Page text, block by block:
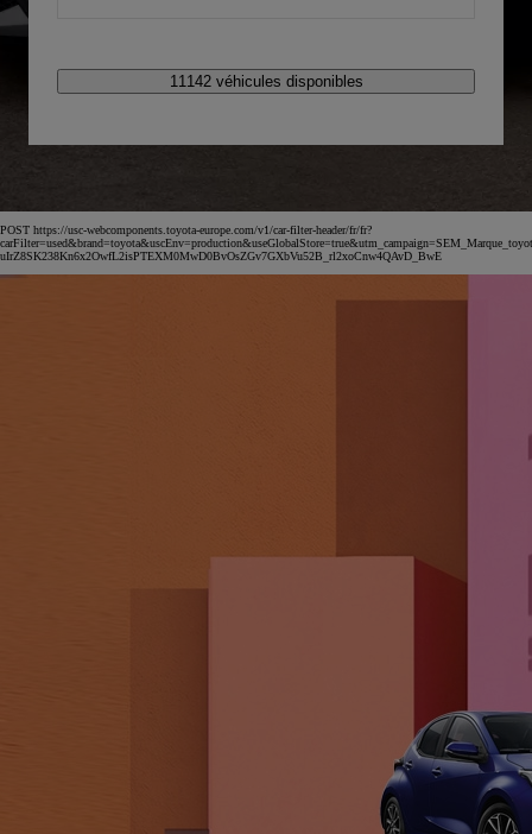
11142 véhicules disponibles
POST https://usc-webcomponents.toyota-europe.com/v1/car-filter-header/fr/fr?
uIrZ8SK238Kn6x2OwfL2isPTEXM0MwD0BvOsZGv7GXbVu52B_rl2xoCnw4QAvD_BwE